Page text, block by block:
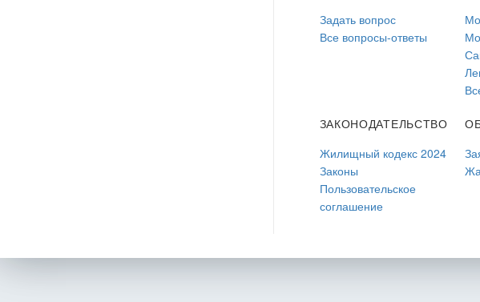
Задать вопрос
Все вопросы-ответы
ЗАКОНОДАТЕЛЬСТВО
Жилищный кодекс 2024
Законы
Пользовательское
соглашение